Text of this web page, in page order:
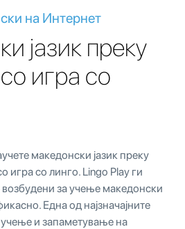
на Интернет
јазик преку
игра со
македонски јазик преку
игра со линго. Lingo Play ги
за учење македонски
Една од најзначајните
и запаметување на